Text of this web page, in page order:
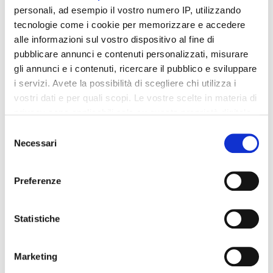
personali, ad esempio il vostro numero IP, utilizzando
tecnologie come i cookie per memorizzare e accedere
alle informazioni sul vostro dispositivo al fine di
pubblicare annunci e contenuti personalizzati, misurare
gli annunci e i contenuti, ricercare il pubblico e sviluppare
i servizi. Avete la possibilità di scegliere chi utilizza i
vostri dati e per quali scopi. Le vostre scelte in materia di
modificare o revocare il proprio consenso in qualsiasi
momento dalla Dichiarazione sui cookie o facendo clic
raccogliere informazioni sulla tua posizione
geografica, con un'approssimazione di qualche
Identificare il tuo dispositivo, scansionandolo
delNecessari
Preferenze
Statistiche
Marketing
Integratori per dimagrire
Amin 21 K al cacao - 21
bustine
Aggiungi al
Integratori per dimagrire
Amin 21 K neutro